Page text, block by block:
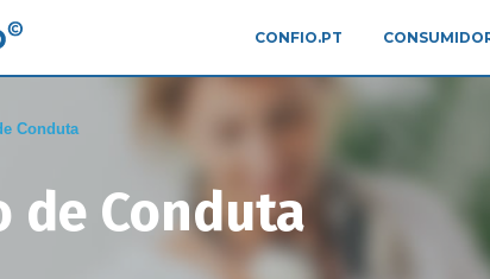
CONFIO.PT
Conduta
de Conduta